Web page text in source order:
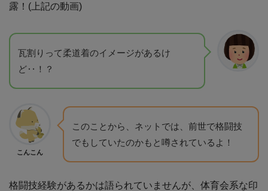
露！(上記の動画)
瓦割りって柔道着のイメージがあるけ
ど‥！？
こんこん
このことから、ネットでは、前世で格闘技
でもしていたのかもと噂されているよ！
格闘技経験があるかは語られていませんが、体育会系な印